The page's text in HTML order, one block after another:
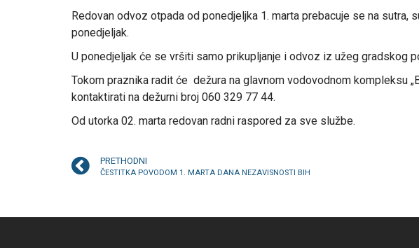
Redovan odvoz otpada od ponedjeljka 1. marta prebacuje se na
ponedjeljak.
U ponedjeljak će se vršiti samo prikupljanje i odvoz iz užeg gradskog
Tokom praznika radit će dežura na glavnom vodovodnom kompleksu
kontaktirati na dežurni broj 060 329 77 44.
Od utorka 02. marta redovan radni raspored za sve službe.
PRETHODNI
ČESTITKA POVODOM 1. MARTA DANA NEZAVISNOSTI BIH